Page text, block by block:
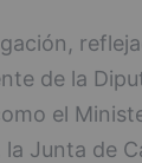
de la
el
la Junta de